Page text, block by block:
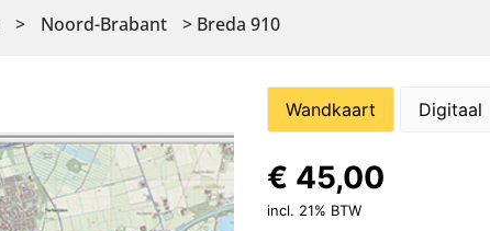
> Noord-Brabant > Breda 910
Wandkaart Digitaal
€ 45,00
incl. 21% BTW